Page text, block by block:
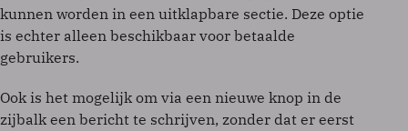
kunnen worden in een uitklapbare sectie. Deze optie
is echter alleen beschikbaar voor betaalde
gebruikers.
Ook is het mogelijk om via een nieuwe knop in de
zijbalk een bericht te schrijven, zonder dat er eerst